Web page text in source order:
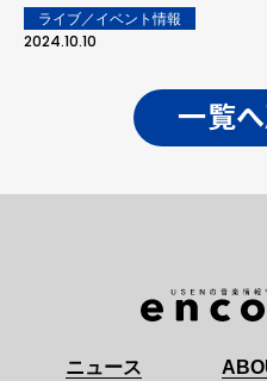
ライブ／イベント情報
2024.10.10
一覧
ニュース